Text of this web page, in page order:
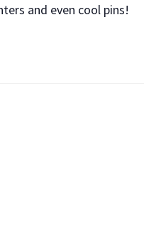
and even cool pins!